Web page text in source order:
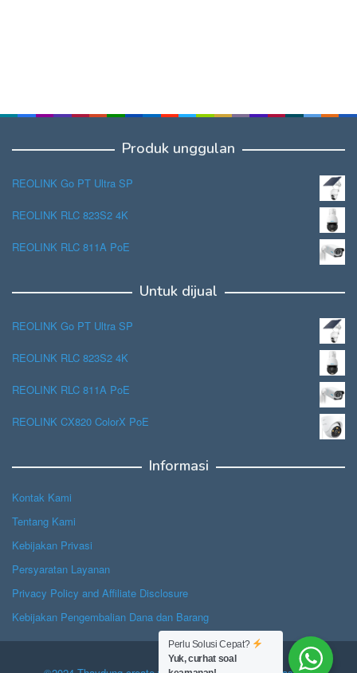
Produk unggulan
REOLINK Go PT Ultra SP
REOLINK RLC 823S2 4K
REOLINK RLC 811A PoE
Untuk dijual
REOLINK Go PT Ultra SP
REOLINK RLC 823S2 4K
REOLINK RLC 811A PoE
REOLINK CX820 ColorX PoE
Informasi
Kontak Kami
Tentang Kami
Kebijakan Privasi
Persyaratan Layanan
Privacy Policy and Affiliate Disclosure
Kebijakan Pengembalian Dana dan Barang
Perlu Solusi Cepat?
Yuk, curhat soal